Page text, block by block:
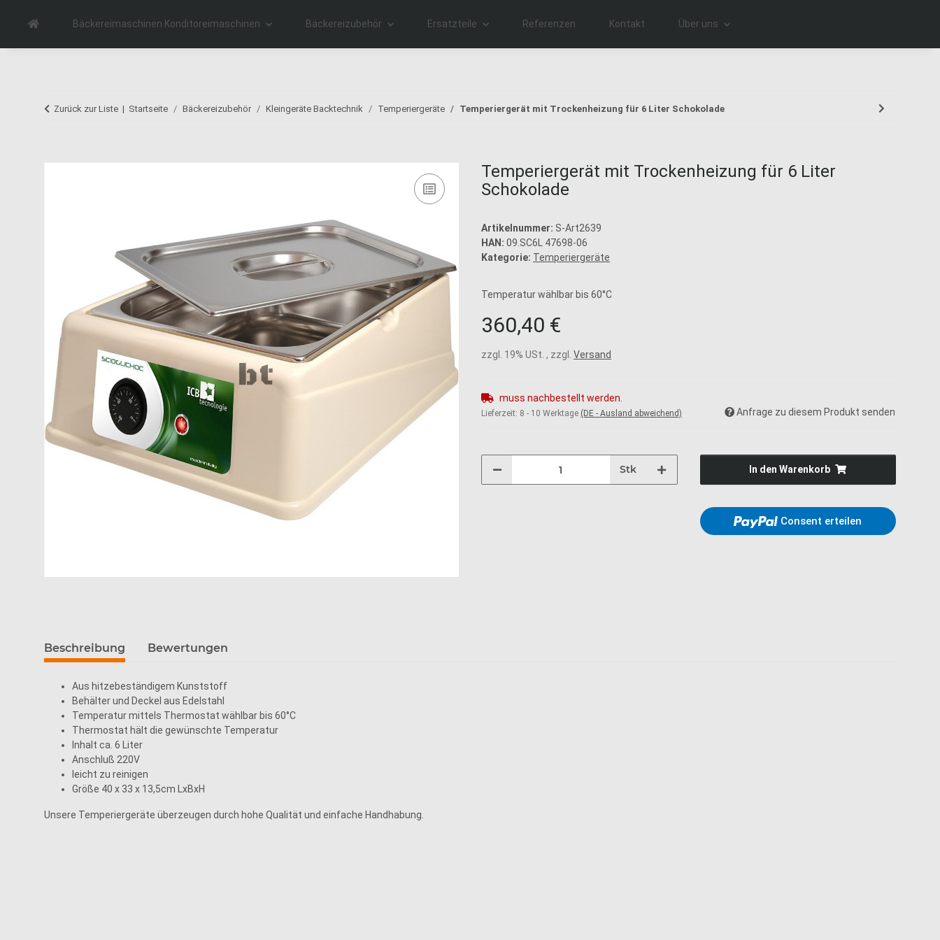
Bäckereimaschinen Konditoreimaschinen Bäckereizubehör Ersatzteile Referenzen Kontakt Über uns
Zurück zur Liste Startseite Bäckereizubehör Kleingeräte Backtechnik Temperiergeräte Temperiergerät mit Trockenheizung für 6 Liter Schokolade
Temperiergerät mit Trockenheizung für 6 Liter
Schokolade
Artikelnummer: S-Art2639
HAN: 09.SC6L 47698-06
Kategorie: Temperiergeräte
Temperatur wählbar bis 60°C
360,40 €
zzgl. 19% USt. , zzgl. Versand
muss nachbestellt werden.
Lieferzeit: 8 - 10 Werktage (DE - Ausland abweichend) Anfrage zu diesem Produkt senden
Stk In den Warenkorb
Consent erteilen
Beschreibung Bewertungen
Aus hitzebeständigem Kunststoff
Behälter und Deckel aus Edelstahl
Temperatur mittels Thermostat wählbar bis 60°C
Thermostat hält die gewünschte Temperatur
Inhalt ca. 6 Liter
Anschluß 220V
leicht zu reinigen
Größe 40 x 33 x 13,5cm LxBxH
Unsere Temperiergeräte überzeugen durch hohe Qualität und einfache Handhabung.